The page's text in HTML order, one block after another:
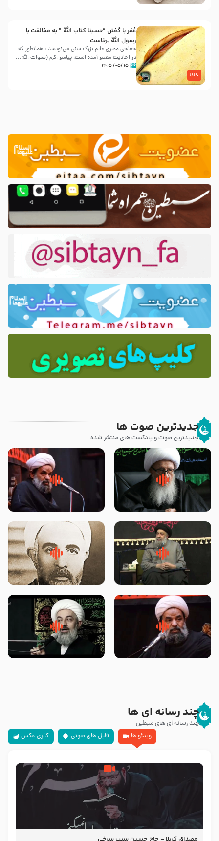
خلفا
عُمَر با گفتن “حسبنا كتاب اللّه ” به مخالفت با
رسول اللّه برخاست
خفاجی مصری عالم بزرگ سنی می‌نویسد : همانطور که
در احادیث معتبر آمده است، پیامبر اکرم (صلوات اللّه...
۱۵ /۰۵/ ۱۴۰۵
جدیدترین صوت ها
جدیدترین صوت و پادکست های منتشر شده
زوّار اربعین امام حسین (علیه
السلام) با این اشتیاق به زیارت
روضه جانسوز پاره های جگر امام
حسن مجتبی علیه السلام-حجت
لقب حضرت رقیه سلام الله علیها به
چه معناست – حجت الاسلام علوی
روضه‌ی مجلس یزید ملعون و
اسارت اهل‌بیت علیهم‌السلام –
محدث زاده
سلام جوانی که امام حسین علیه
السلام خودش جوابش را دادند
زیارتی که اسباب رزق زیاد و عمر
طولانی است حجت السلام حسین
چند رسانه ای ها
چند رسانه ای های سبطین
ویدئو ها
فایل های صوتی گالری عکس
مصداق کربلا – حاج حسین سیب سرخی